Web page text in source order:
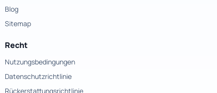
Blog
Sitemap
Recht
Nutzungsbedingungen
Datenschutzrichtlinie
Rückerstattungsrichtlinie